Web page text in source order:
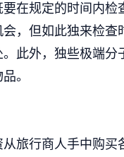
在规定的时间内
，但如此独来检
。此外，独些极端
。
旅行商人手中购